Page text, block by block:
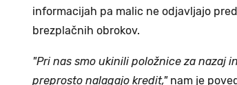
informacijah pa malic ne odjavljajo
brezplačnih obrokov.
"Pri nas smo ukinili položnice za nazaj
preprosto nalagajo kredit," nam je